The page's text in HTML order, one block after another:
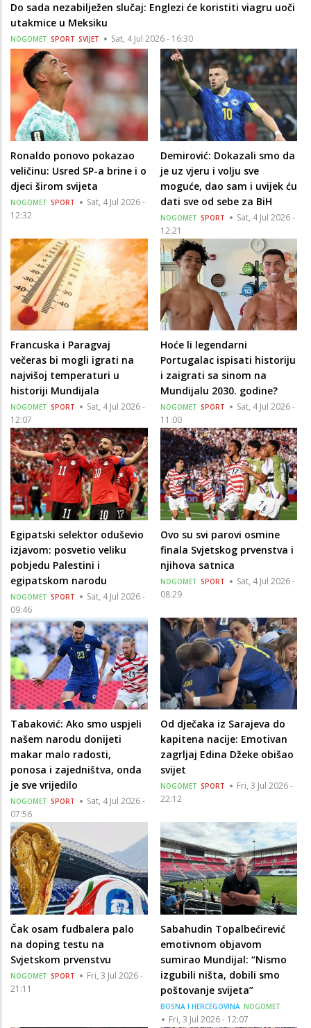
Do sada nezabilježen slučaj: Englezi će koristiti viagru uoči
utakmice u Meksiku
NOGOMET SPORT SVIJET Sat, 4 Jul 2026 - 16:30
Ronaldo ponovo pokazao
veličinu: Usred SP-a brine i o
djeci širom svijeta
NOGOMET SPORT
Sat, 4 Jul 2026 -
12:32
Demirović: Dokazali smo da
je uz vjeru i volju sve
moguće, dao sam i uvijek ću
dati sve od sebe za BiH
NOGOMET SPORT
Sat, 4 Jul 2026 -
12:21
Francuska i Paragvaj
večeras bi mogli igrati na
najvišoj temperaturi u
historiji Mundijala
NOGOMET SPORT
Sat, 4 Jul 2026 -
12:07
Hoće li legendarni
Portugalac ispisati historiju
i zaigrati sa sinom na
Mundijalu 2030. godine?
NOGOMET SPORT
Sat, 4 Jul 2026 -
11:00
Egipatski selektor oduševio
izjavom: posvetio veliku
pobjedu Palestini i
egipatskom narodu
NOGOMET SPORT
Sat, 4 Jul 2026 -
09:46
Ovo su svi parovi osmine
finala Svjetskog prvenstva i
njihova satnica
NOGOMET SPORT
Sat, 4 Jul 2026 -
08:29
Tabaković: Ako smo uspjeli
našem narodu donijeti
makar malo radosti,
ponosa i zajedništva, onda
je sve vrijedilo
NOGOMET SPORT
Sat, 4 Jul 2026 -
07:56
Od dječaka iz Sarajeva do
kapitena nacije: Emotivan
zagrljaj Edina Džeke obišao
svijet
NOGOMET SPORT
Fri, 3 Jul 2026 -
22:12
Čak osam fudbalera palo
na doping testu na
Svjetskom prvenstvu
NOGOMET SPORT
Fri, 3 Jul 2026 -
21:11
Sabahudin Topalbećirević
emotivnom objavom
sumirao Mundijal: “Nismo
izgubili ništa, dobili smo
poštovanje svijeta”
BOSNA I HERCEGOVINA NOGOMET
Fri, 3 Jul 2026 - 12:07